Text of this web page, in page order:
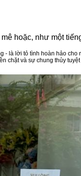
hoặc, như một
- là lời tỏ tình hoàn hảo
chặt và sự chung thủy